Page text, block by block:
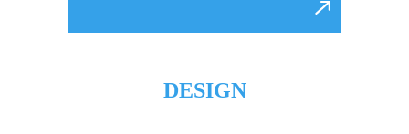
DESIGN